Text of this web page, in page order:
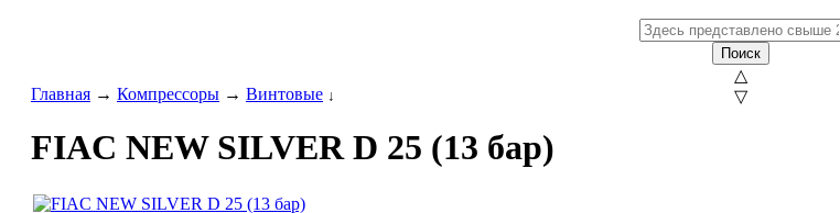
Поиск
△
▽
Главная → Компрессоры → Винтовые ↓
FIAC NEW SILVER D 25 (13 бар)